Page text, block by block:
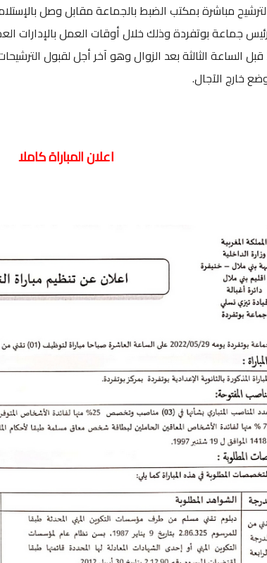
مباشرة بمكتب الضبط بالجماعة مقابل وصل
جماعة بوتفردة وذلك خلال أوقات العمل بالإدارات
2022/05/16 قبل الساعة الثالثة بعد الزوال وهو آخر أجل لقبول
خارج الآجال.
اعلان المباراة كاملا